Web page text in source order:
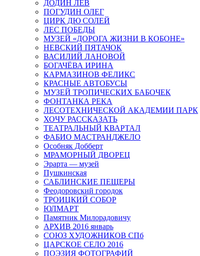
ДОДИН ЛЕВ
ПОГУДИН ОЛЕГ
ЦИРК ДЮ СОЛЕЙ
ЛЕС ПОБЕДЫ
МУЗЕЙ «ДОРОГА ЖИЗНИ В КОБОНЕ»
НЕВСКИЙ ПЯТАЧОК
ВАСИЛИЙ ЛАНОВОЙ
БОГАЧЁВА ИРИНА
КАРМАЗИНОВ ФЕЛИКС
КРАСНЫЕ АВТОБУСЫ
МУЗЕЙ ТРОПИЧЕСКИХ БАБОЧЕК
ФОНТАНКА РЕКА
ЛЕСОТЕХНИЧЕСКОЙ АКАДЕМИИ ПАРК
ХОЧУ РАССКАЗАТЬ
ТЕАТРАЛЬНЫЙ КВАРТАЛ
ФАБИО МАСТРАНДЖЕЛО
Особняк Добберт
МРАМОРНЫЙ ДВОРЕЦ
Эрарта — музей
Пушкинская
САБЛИНСКИЕ ПЕЩЕРЫ
Феодоровский городок
ТРОИЦКИЙ СОБОР
ЮЛМАРТ
Памятник Милорадовичу
АРХИВ 2016 январь
СОЮЗ ХУДОЖНИКОВ СПб
ЦАРСКОЕ СЕЛО 2016
ПОЭЗИЯ ФОТОГРАФИЙ